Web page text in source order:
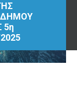
ΔΗΜΟΥ
5η